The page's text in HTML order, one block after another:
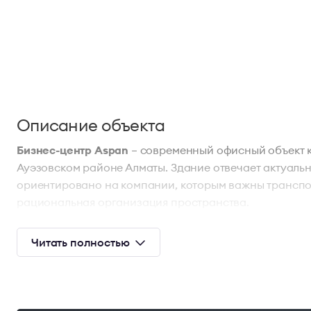
Описание объекта
Бизнес-центр Aspan – современный офисный объект
Ауэзовском районе Алматы. Здание отвечает
ориентировано на компании, которым важны
Локация и транспортная доступность
Бизнес-центр находится в сформированном
Читать полностью